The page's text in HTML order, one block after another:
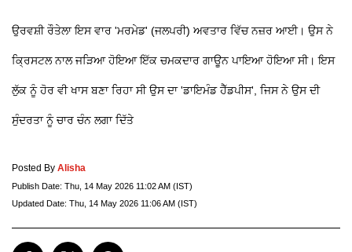
ਉਰਵਸ਼ੀ ਰੌਤੇਲਾ ਇਸ ਵਾਰ 'ਮਰਮੇਡ' (ਜਲਪਰੀ) ਅਵਤਾਰ ਵਿੱਚ ਨਜ਼ਰ ਆਈ। ਉਸ ਨੇ
ਕ੍ਰਿਸਟਲ ਨਾਲ ਜੜਿਆ ਹੋਇਆ ਇੱਕ ਚਮਕਦਾਰ ਗਾਊਨ ਪਾਇਆ ਹੋਇਆ ਸੀ। ਇਸ
ਲੁੱਕ ਨੂੰ ਹੋਰ ਵੀ ਖਾਸ ਬਣਾ ਰਿਹਾ ਸੀ ਉਸ ਦਾ 'ਡਾਇਮੰਡ ਹੈੱਡਪੀਸ', ਜਿਸ ਨੇ ਉਸ ਦੀ
ਸੁੰਦਰਤਾ ਨੂੰ ਚਾਰ ਚੰਨ ਲਗਾ ਦਿੱਤੇ
Posted By Alisha
Publish Date: Thu, 14 May 2026 11:02 AM (IST)
Updated Date: Thu, 14 May 2026 11:06 AM (IST)